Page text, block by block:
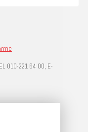
010-221 64 00, E-